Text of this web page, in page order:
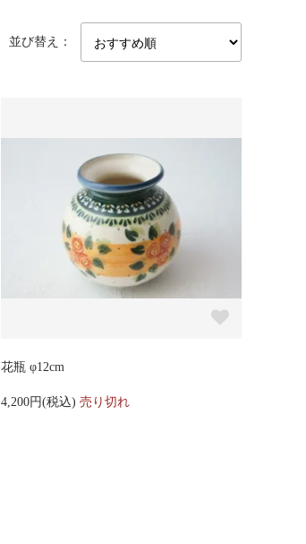
並び替え：
花瓶 φ12cm
4,200円(税込) 売り切れ